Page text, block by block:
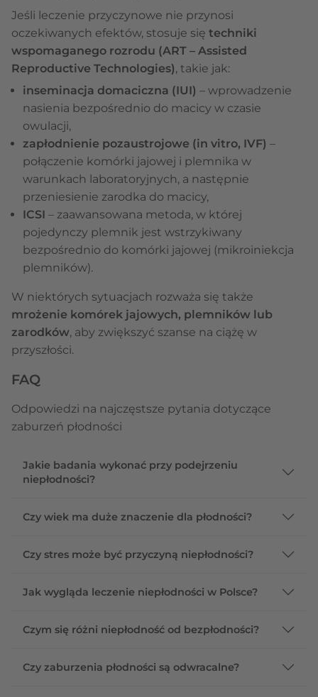
Jeśli leczenie przyczynowe nie przynosi
oczekiwanych efektów, stosuje się techniki
wspomaganego rozrodu (ART – Assisted
Reproductive Technologies), takie jak:
inseminacja domaciczna (IUI) – wprowadzenie
nasienia bezpośrednio do macicy w czasie
owulacji,
zapłodnienie pozaustrojowe (in vitro, IVF) –
połączenie komórki jajowej i plemnika w
warunkach laboratoryjnych, a następnie
przeniesienie zarodka do macicy,
ICSI – zaawansowana metoda, w której
pojedynczy plemnik jest wstrzykiwany
bezpośrednio do komórki jajowej (mikroiniekcja
plemników).
W niektórych sytuacjach rozważa się także
mrożenie komórek jajowych, plemników lub
zarodków, aby zwiększyć szanse na ciążę w
przyszłości.
FAQ
Odpowiedzi na najczęstsze pytania dotyczące
zaburzeń płodności
Jakie badania wykonać przy podejrzeniu
niepłodności?
Czy wiek ma duże znaczenie dla płodności?
Czy stres może być przyczyną niepłodności?
Jak wygląda leczenie niepłodności w Polsce?
Czym się różni niepłodność od bezpłodności?
Czy zaburzenia płodności są odwracalne?